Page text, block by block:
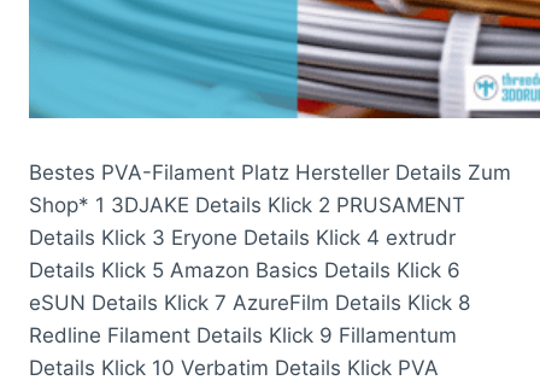
Bestes PVA-Filament Platz Hersteller Details Zum
Shop* 1 3DJAKE Details Klick 2 PRUSAMENT
Details Klick 3 Eryone Details Klick 4 extrudr
Details Klick 5 Amazon Basics Details Klick 6
eSUN Details Klick 7 AzureFilm Details Klick 8
Redline Filament Details Klick 9 Fillamentum
Details Klick 10 Verbatim Details Klick PVA